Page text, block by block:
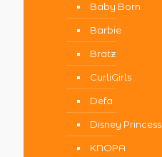
Baby Born
Barbie
Bratz
CurliGirls
Defa
Disney Princess
KNOPA